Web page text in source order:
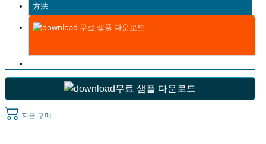
方法
무료 샘플 다운로드
무료 샘플 다운로드
지금 구매